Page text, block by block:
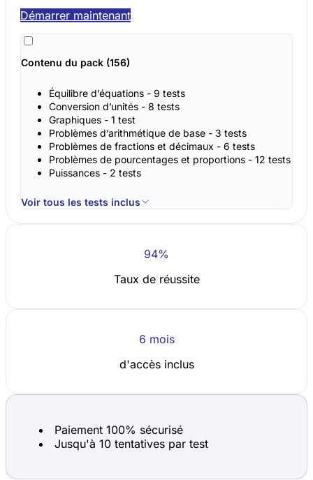
Démarrer maintenant
Contenu du pack (156)
Équilibre d’équations - 9 tests
Conversion d’unités - 8 tests
Graphiques - 1 test
Problèmes d’arithmétique de base - 3 tests
Problèmes de fractions et décimaux - 6 tests
Problèmes de pourcentages et proportions - 12 tests
Puissances - 2 tests
Voir tous les tests inclus
94%
Taux de réussite
6 mois
d'accès inclus
Paiement 100% sécurisé
Jusqu'à 10 tentatives par test